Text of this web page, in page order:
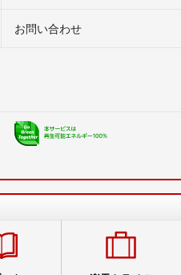
お問い合わせ